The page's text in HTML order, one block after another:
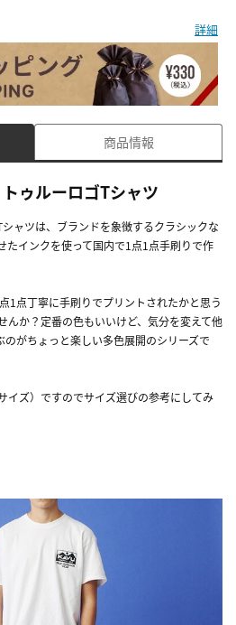
詳細
商品情報
ゥルーロゴTシャツ
ャツは、ブランドを象徴するクラシックな
たインクを使って国内で1点1点手刷りで作
1点丁寧に手刷りでプリントされたかと思う
んか？定番の色もいいけど、気分を変えて他
がちょっと楽しい多色展開のシリーズで
イズ）ですのでサイズ選びの参考にしてみ